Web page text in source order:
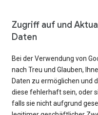
Zugriff auf und
Daten
Bei der Verwendung von
nach Treu und Glauben,
Daten zu ermöglichen und
diese fehlerhaft sein, oder
falls sie nicht aufgrund